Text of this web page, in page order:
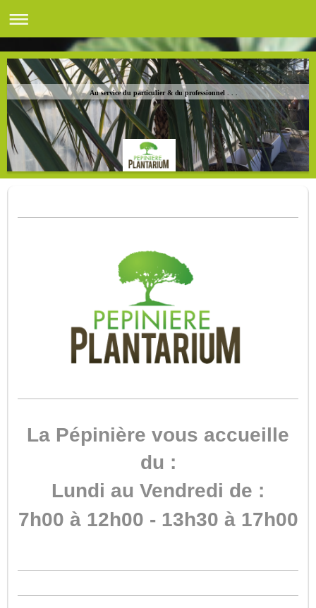
Au service du particulier & du professionnel . . .
La Pépinière vous accueille
du :
Lundi au Vendredi de :
7h00 à 12h00 - 13h30 à 17h00